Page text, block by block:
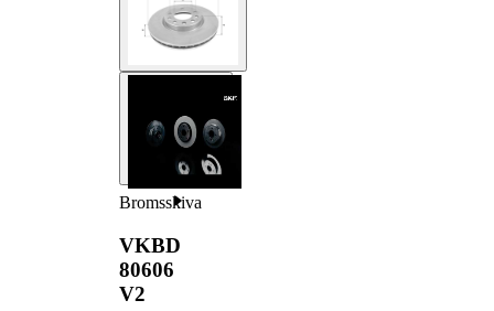
Bromsskiva
VKBD
80606
V2